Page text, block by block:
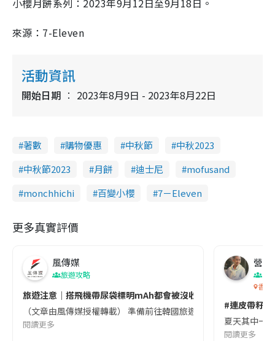
小櫻月餅系列：2023年9月12日至9月18日。
來源：7-Eleven
活動資訊
開始日期 2023年8月9日 - 2023年8月22日
著數 購物優惠 中秋節
中秋2023
中秋節2023
月餅 迪士尼
mofusand
monchhichi
百變小櫻 7－Eleven
更多真實評價
風傳媒
旅遊攻略
旅遊注意｜搭飛機帶尿袋標明mAh都會被沒收😱出發前切記檢查
（文章由風傳媒授權轉載） 準備前往韓國旅遊的民眾，近期要
閱讀更多
營養
香港
#連皮帶籽
夏天其中一
閱讀更多